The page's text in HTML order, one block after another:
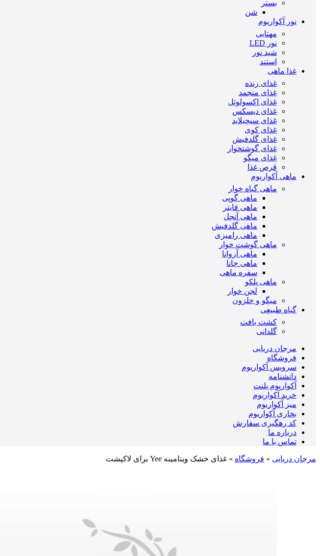
بستر
شن
نور آکواریوم
مهتابی
نور LED
شید نور
استند
غذا ماهی
غذای زنده
غذای منجمد
غذای اکسولوتل
غذای دیسکس
غذای سیچیلاید
غذای کوی
غذای گلدفیش
غذای گوشتخوار
غذای میگو
قرص غذا
ماهی آکواریوم
ماهی گیاه خوار
ماهی گوپی
ماهی فایتر
ماهی آنجل
ماهی گلدفیش
ماهی رامیزی
ماهی گوشت خوار
ماهی آروانا
ماهی چانا
سفره ماهی
ماهی پلکو
لجن خوار
میگو و حلزون
گیاه طبیعی
کشت بافت
گلدانی
مرجان دریایی
فروشگاه
سرویس آکواریوم
دانشنامه
آکواریوم پلنت
خرید آکواریوم
میز آکواریوم
بخاری آکواریوم
کد رهگیری سفارش
درباره ما
تماس با ما
مرجان دریایی » فروشگاه » غذای خشک ویتامینه Yee برای لاکپشت